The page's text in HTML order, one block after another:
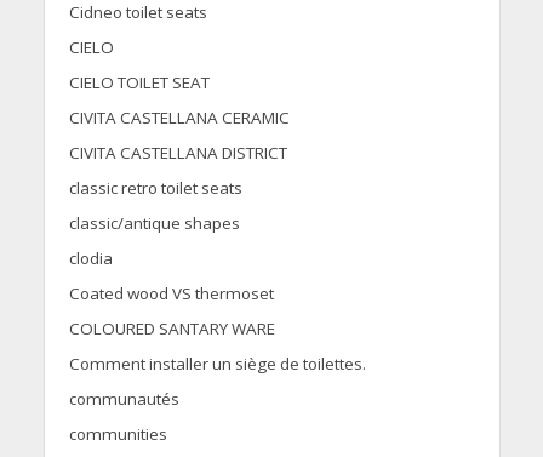
Cidneo toilet seats
CIELO
CIELO TOILET SEAT
CIVITA CASTELLANA CERAMIC
CIVITA CASTELLANA DISTRICT
classic retro toilet seats
classic/antique shapes
clodia
Coated wood VS thermoset
COLOURED SANTARY WARE
Comment installer un siège de toilettes.
communautés
communities